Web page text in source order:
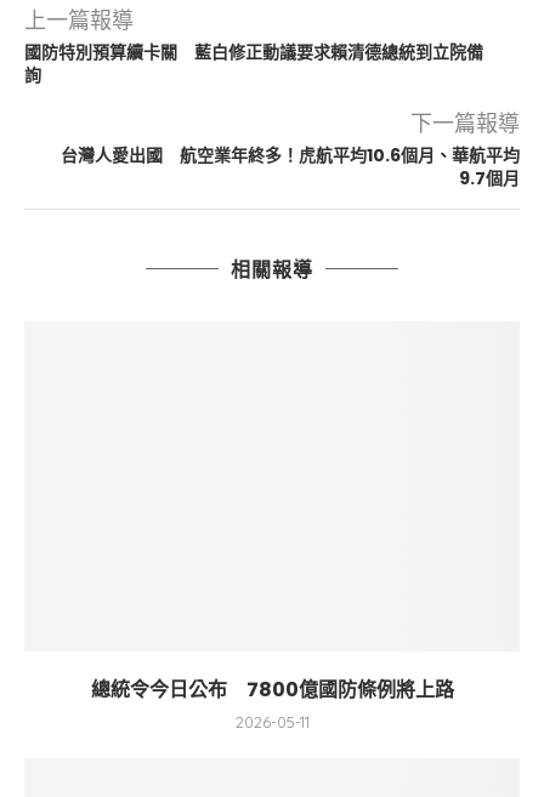
上一篇報導
國防特別預算續卡關 藍白修正動議要求賴清德總統到立院備
詢
下一篇報導
台灣人愛出國 航空業年終多！虎航平均10.6個月、華航平均
9.7個月
相關報導
總統令今日公布 7800億國防條例將上路
2026-05-11